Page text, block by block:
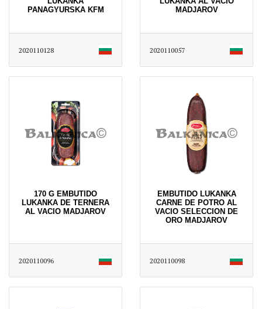
PANAGYURSKA KFM
2020110128
MADJAROV
2020110057
170 G EMBUTIDO
LUKANKA DE TERNERA
AL VACIO MADJAROV
2020110096
EMBUTIDO LUKANKA
CARNE DE POTRO AL
VACIO SELECCION DE
ORO MADJAROV
2020110098